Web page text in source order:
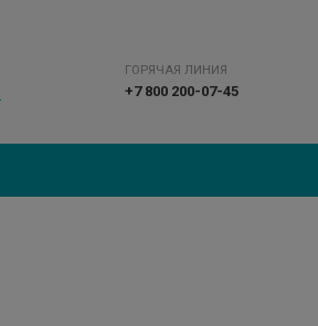
ГОРЯЧАЯ ЛИНИЯ
+7 800 200-07-45